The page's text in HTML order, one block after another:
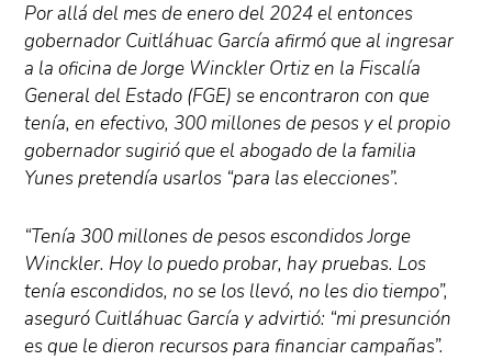
Por allá del mes de enero del 2024 el entonces
gobernador Cuitláhuac García afirmó que al ingresar
a la oficina de Jorge Winckler Ortiz en la Fiscalía
General del Estado (FGE) se encontraron con que
tenía, en efectivo, 300 millones de pesos y el propio
gobernador sugirió que el abogado de la familia
Yunes pretendía usarlos “para las elecciones”.
“Tenía 300 millones de pesos escondidos Jorge
Winckler. Hoy lo puedo probar, hay pruebas. Los
tenía escondidos, no se los llevó, no les dio tiempo”,
aseguró Cuitláhuac García y advirtió: “mi presunción
es que le dieron recursos para financiar campañas”.